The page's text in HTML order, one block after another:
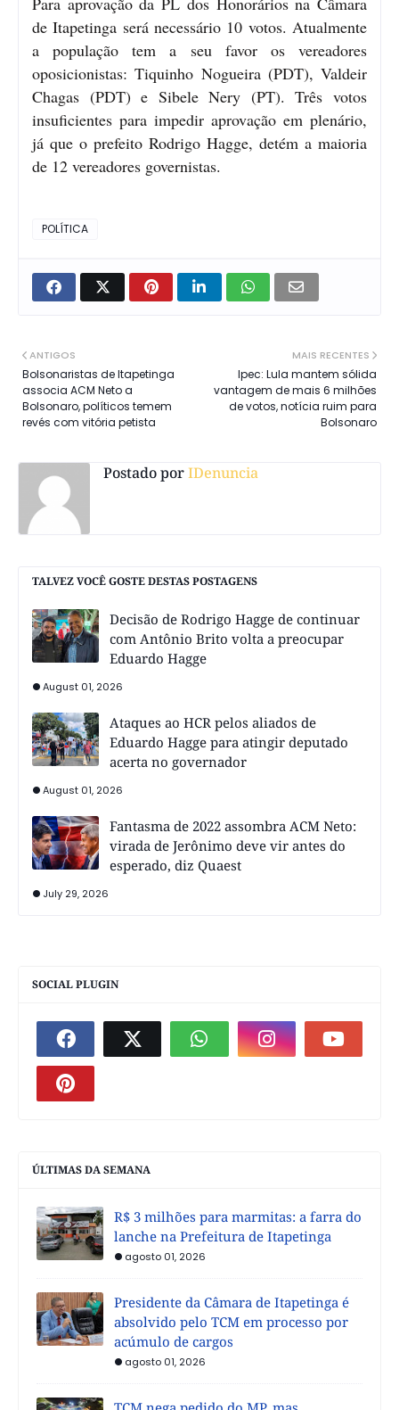
de Itapetinga será necessário 10 votos. Atualmente
a população tem a seu favor os vereadores
oposicionistas: Tiquinho Nogueira (PDT), Valdeir
Chagas (PDT) e Sibele Nery (PT). Três votos
insuficientes para impedir aprovação em plenário,
já que o prefeito Rodrigo Hagge, detém a maioria
de 12 vereadores governistas.
POLÍTICA
MAIS RECENTES
Ipec: Lula mantem sólida
vantagem de mais 6 milhões
de votos, notícia ruim para
Bolsonaro
ANTIGOS
Bolsonaristas de Itapetinga
associa ACM Neto a
Bolsonaro, políticos temem
revés com vitória petista
Postado porIDenuncia
TALVEZ VOCÊ GOSTE DESTAS POSTAGENS
Decisão de Rodrigo Hagge de continuar
com Antônio Brito volta a preocupar
Eduardo Hagge
August 01, 2026
Ataques ao HCR pelos aliados de
Eduardo Hagge para atingir deputado
acerta no governador
August 01, 2026
Fantasma de 2022 assombra ACM Neto:
virada de Jerônimo deve vir antes do
esperado, diz Quaest
July 29, 2026
SOCIAL PLUGIN
ÚLTIMAS DA SEMANA
R$ 3 milhões para marmitas: a farra do
lanche na Prefeitura de Itapetinga
agosto 01, 2026
Presidente da Câmara de Itapetinga é
absolvido pelo TCM em processo por
acúmulo de cargos
agosto 01, 2026